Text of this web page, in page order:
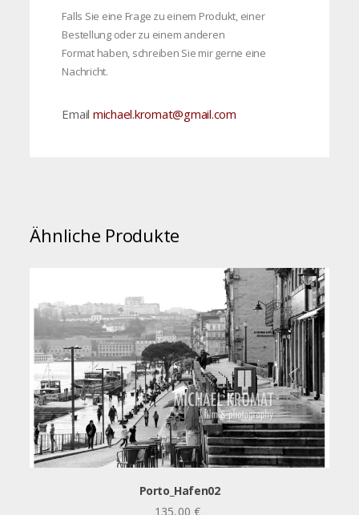
Falls Sie eine Frage zu einem Produkt, einer
Bestellung oder zu einem anderen
Format haben, schreiben Sie mir gerne eine
Nachricht.
Email michael.kromat@gmail.com
Ähnliche Produkte
Porto_Hafen02
135,00€